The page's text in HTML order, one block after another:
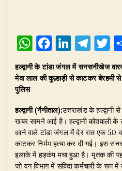
W
h
at
A
p
p
F
a
c
b
o
o
k
Li
n
k
dI
n
T
el
e
ra
m
T
it
r
हल्द्वानी के टांडा जंगल में सनसनीखेज
मेवा लाल की कुल्हाड़ी से काटकर बेरहमी
पुलिस
हल्द्वानी (नैनीताल):उत्तराखंड के हल्द्वानी
खबर सामने आई है। हल्द्वानी कोतवाली के
आने वाले टांडा जंगल में देर रात एक 50
काटकर निर्मम हत्या कर दी गई। इस
इलाके में हड़कंप मचा हुआ है। मृतक की
जो वन विभाग में संविदा कर्मचारी के रूप